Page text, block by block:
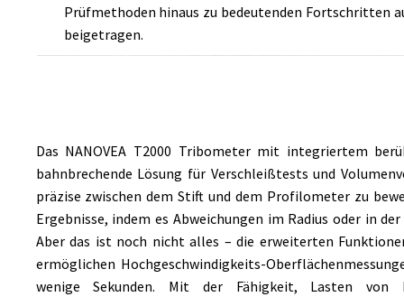
Prüfmethoden hinaus zu bedeutenden Fortschritten
beigetragen.
Das NANOVEA T2000 Tribometer mit integriertem
bahnbrechende Lösung für Verschleißtests und
präzise zwischen dem Stift und dem Profilometer zu
Ergebnisse, indem es Abweichungen im Radius oder in
Aber das ist noch nicht alles – die erweiterten
ermöglichen Hochgeschwindigkeits-
wenige Sekunden. Mit der Fähigkeit, Lasten